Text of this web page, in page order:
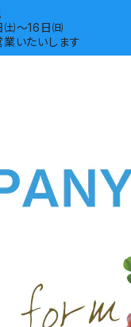
㈯～16日㈰
いたいします